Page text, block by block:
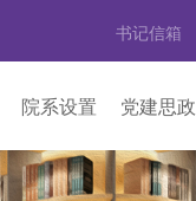
书记信箱
院系设置 党建思政